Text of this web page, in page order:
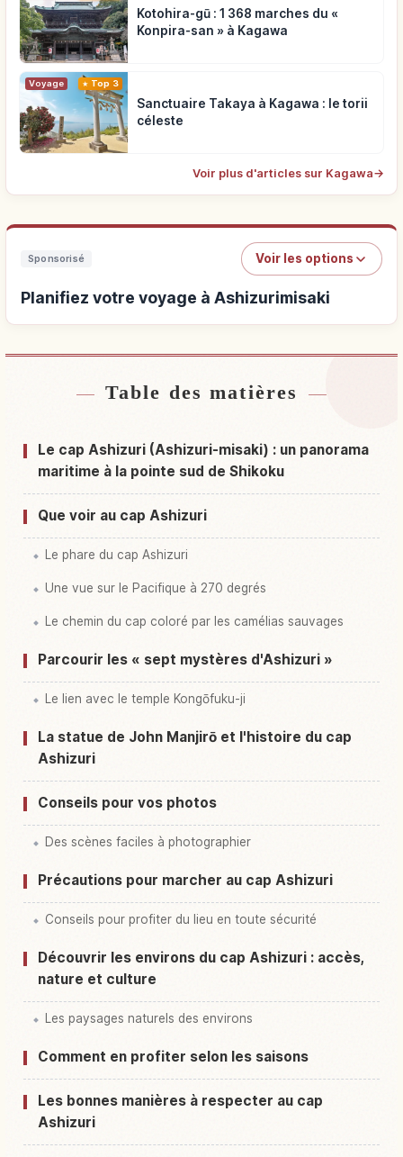
Kotohira-gū : 1 368 marches du «
Konpira-san » à Kagawa
Voyage Top 3
Sanctuaire Takaya à Kagawa : le torii
céleste
Voir plus d'articles sur Kagawa→
Sponsorisé Voir les options
Planifiez votre voyage à Ashizurimisaki
Hébergements près de Ashizurimisaki↗
Activités à Ashizurimisaki↗
Table des matières
Le cap Ashizuri (Ashizuri-misaki) : un panorama
maritime à la pointe sud de Shikoku
Que voir au cap Ashizuri
Le phare du cap Ashizuri
Une vue sur le Pacifique à 270 degrés
Le chemin du cap coloré par les camélias sauvages
Parcourir les « sept mystères d'Ashizuri »
Le lien avec le temple Kongōfuku-ji
La statue de John Manjirō et l'histoire du cap
Ashizuri
Conseils pour vos photos
Des scènes faciles à photographier
Précautions pour marcher au cap Ashizuri
Conseils pour profiter du lieu en toute sécurité
Découvrir les environs du cap Ashizuri : accès,
nature et culture
Les paysages naturels des environs
Comment en profiter selon les saisons
Les bonnes manières à respecter au cap
Ashizuri